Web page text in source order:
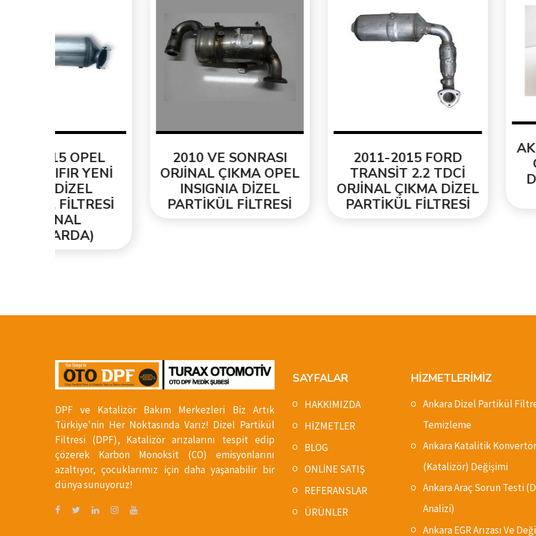
2010 VE SONRASI
ORJİNAL ÇIKMA OPEL
INSIGNIA DİZEL
PARTİKÜL FİLTRESİ
2011-2015 FORD
TRANSİT 2.2 TDCİ
ORJİNAL ÇIKMA DİZEL
PARTİKÜL FİLTRESİ
AKRAPOVİC
GÖRÜNÜM
DAYANIKLI
UCU
DPF ve Katalizör Bakım Merkezleri Biz Artık
Türkiye'nin Her Noktasında Varız! Dizel Partikül
Filtresi (DPF), Katalizör arızalarını tespit edip
çözerek Karbon Monoksit (CO) emisyonlarını
azaltıyor, çocuklarımız için daha yaşanabilir bir
dünya sunuyoruz!
SAYFALAR
HAKKIMIZDA
HİZMETLER
BLOG
ONLİNE SATIŞ
REFERANSLAR
ÜRÜNLER
HİZMETLERİMİZ
Ankara Dizel Partikül
Temizleme
Ankara Katalitik Konvertör
(Katalizör) Değişimi
Ankara Araç Sorun Testi
Analizi)
Ankara EGR Arızası Ve